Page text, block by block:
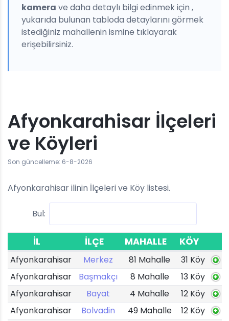
kamera ve daha detaylı bilgi edinmek için ,
yukarıda bulunan tabloda detaylarını görmek
istediğiniz mahallenin ismine tıklayarak
erişebilirsiniz.
Afyonkarahisar İlçeleri
ve Köyleri
Son güncelleme: 6-8-2026
Afyonkarahisar ilinin İlçeleri ve Köy listesi.
Bul:
İL İLÇE MAHALLE KÖY
Afyonkarahisar Merkez 81 Mahalle
31 Köy
Afyonkarahisar
Başmakçı 8 Mahalle
13 Köy
Afyonkarahisar
Bayat 4 Mahalle
12 Köy
Afyonkarahisar
Bolvadin 49 Mahalle
12 Köy